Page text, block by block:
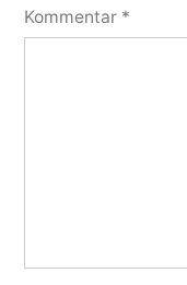
Kommentar *